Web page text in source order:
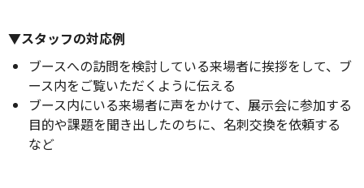
▼スタッフの対応例
ブースへの訪問を検討している来場者に挨拶をして、ブ
ース内をご覧いただくように伝える
ブース内にいる来場者に声をかけて、展示会に参加する
目的や課題を聞き出したのちに、名刺交換を依頼する
など